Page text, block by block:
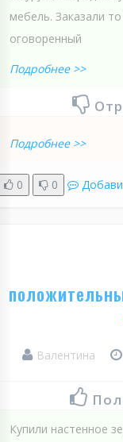
мебель. Заказали
оговоренный
Подробнее >>
Подробнее >>
0 0
Валентина
Купили настенное